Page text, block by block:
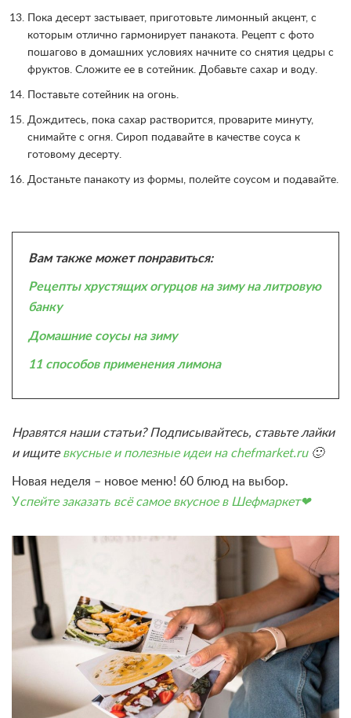
Пока десерт застывает, приготовьте лимонный акцент, с
которым отлично гармонирует панакота. Рецепт с фото
пошагово в домашних условиях начните со снятия цедры с
фруктов. Сложите ее в сотейник. Добавьте сахар и воду.
Поставьте сотейник на огонь.
Дождитесь, пока сахар растворится, проварите минуту,
снимайте с огня. Сироп подавайте в качестве соуса к
готовому десерту.
Достаньте панакоту из формы, полейте соусом и подавайте.
Вам также может понравиться:
Рецепты хрустящих огурцов на зиму на литровую
банку
Домашние соусы на зиму
11 способов применения лимона
Нравятся наши статьи? Подписывайтесь, ставьте лайки
и ищите вкусные и полезные идеи на chefmarket.ru 🙂
Новая неделя – новое меню! 60 блюд на выбор.
Успейте заказать всё самое вкусное в Шефмаркет❤